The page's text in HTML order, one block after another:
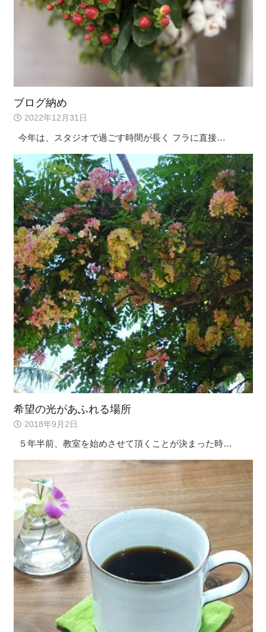
ブログ納め
2022年12月31日
今年は、スタジオで過ごす時間が長く フラに直接…
希望の光があふれる場所
2018年9月2日
５年半前、教室を始めさせて頂くことが決まった時…